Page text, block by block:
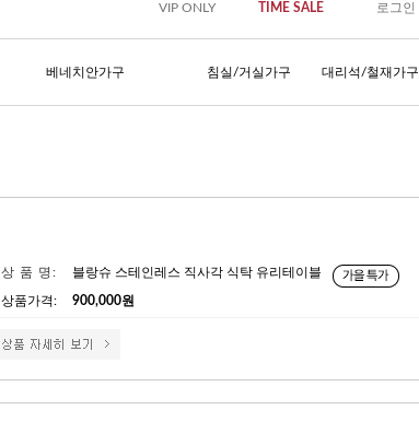
VIP ONLY TIME SALE 로그인
베네치안가구 침실/거실가구 대리석/철재가구
상 품 명: 블랑슈 스테인레스 직사각 식탁 유리테이블
상품가격: 900,000원